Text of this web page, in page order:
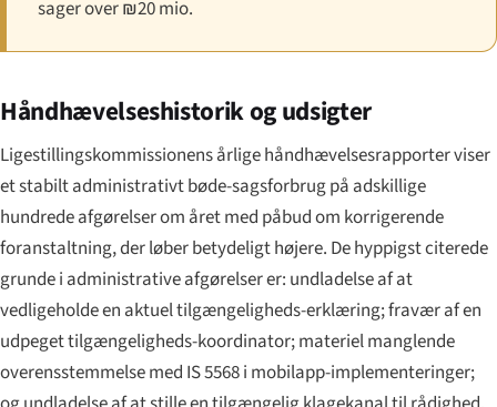
sager over ₪20 mio.
Håndhævelseshistorik og udsigter
Ligestillingskommissionens årlige håndhævelsesrapporter viser
et stabilt administrativt bøde-sagsforbrug på adskillige
hundrede afgørelser om året med påbud om korrigerende
foranstaltning, der løber betydeligt højere. De hyppigst citerede
grunde i administrative afgørelser er: undladelse af at
vedligeholde en aktuel tilgængeligheds-erklæring; fravær af en
udpeget tilgængeligheds-koordinator; materiel manglende
overensstemmelse med IS 5568 i mobilapp-implementeringer;